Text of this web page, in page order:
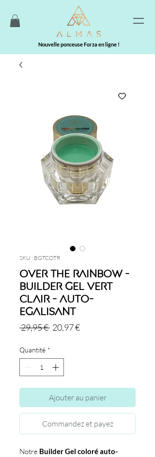
Nouvelle ponceuse Forza en ligne !
SKU : BGTCOTR
Over The Rainbow -
Builder Gel Vert
Clair - Auto-
Egalisant
29,95 € Prix
20,97 €Prix
Quantité *
Ajouter au panier
Commandez et payez
Notre Builder Gel coloré auto-